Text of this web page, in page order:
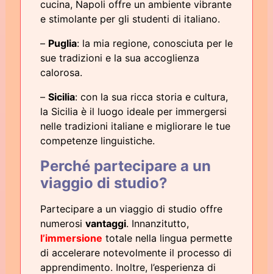
cucina, Napoli offre un ambiente vibrante
e stimolante per gli studenti di italiano.
– Puglia: la mia regione, conosciuta per le
sue tradizioni e la sua accoglienza
calorosa.
– Sicilia: con la sua ricca storia e cultura,
la Sicilia è il luogo ideale per immergersi
nelle tradizioni italiane e migliorare le tue
competenze linguistiche.
Perché partecipare a un
viaggio di studio?
Partecipare a un viaggio di studio offre
numerosi vantaggi. Innanzitutto,
l’immersione totale nella lingua permette
di accelerare notevolmente il processo di
apprendimento. Inoltre, l’esperienza di